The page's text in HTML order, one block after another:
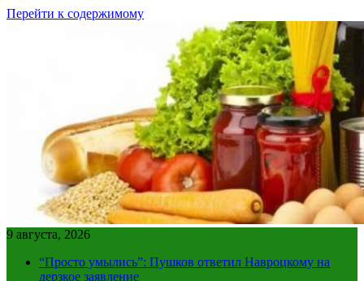
Перейти к содержимому
9 августа, 2026
“Просто умылись”: Пушков ответил Навроцкому на
дерзкое заявление